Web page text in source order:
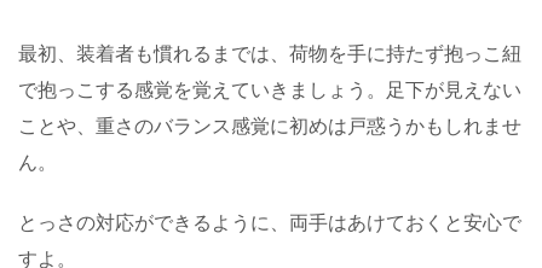
最初、装着者も慣れるまでは、荷物を手に持たず抱っこ紐
で抱っこする感覚を覚えていきましょう。足下が見えない
ことや、重さのバランス感覚に初めは戸惑うかもしれませ
ん。
とっさの対応ができるように、両手はあけておくと安心で
すよ。